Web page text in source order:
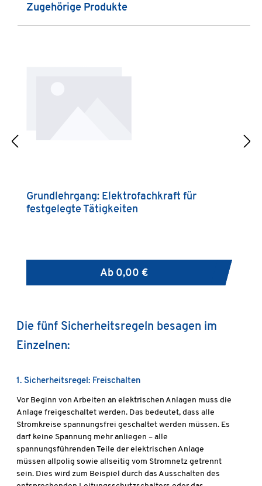
Produktgalerie überspringen
Zugehörige Produkte
Grundlehrgang: Elektrofachkraft für
festgelegte Tätigkeiten
Ab 0,00 €
Die fünf Sicherheitsregeln besagen im
Einzelnen:
1. Sicherheitsregel: Freischalten
Vor Beginn von Arbeiten an elektrischen Anlagen muss die
Anlage freigeschaltet werden. Das bedeutet, dass alle
Stromkreise spannungsfrei geschaltet werden müssen. Es
darf keine Spannung mehr anliegen – alle
spannungsführenden Teile der elektrischen Anlage
müssen allpolig sowie allseitig vom Stromnetz getrennt
sein. Dies wird zum Beispiel durch das Ausschalten des